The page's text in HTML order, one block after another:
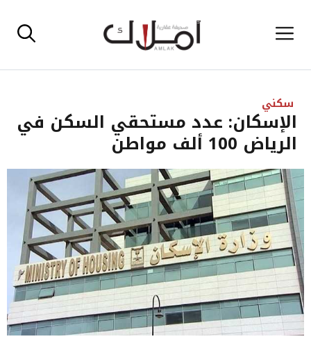
إلى القائمة
سكني
الإسكان: عدد مستحقي السكن في
الرياض 100 ألف مواطن